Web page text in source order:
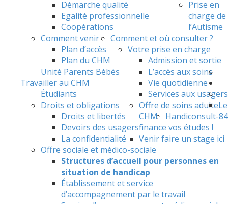
Démarche qualité
Egalité professionnelle
Coopérations
Comment venir
Plan d’accès
Plan du CHM
Comment et où consulter ?
Votre prise en charge
Admission et sortie
L’accès aux soins
Vie quotidienne
Services aux usagers
Droits et obligations
Droits et libertés
Devoirs des usagers
La confidentialité
Offre de soins adulte
Handiconsult-84
Offre sociale et médico-sociale
Structures d’accueil pour personnes en
situation de handicap
Établissement et service
d’accompagnement par le travail
Prise en
charge de
l’Autisme
Unité Parents Bébés
Travailler au CHM
Étudiants
Le
CHM
finance vos études !
Venir faire un stage ici